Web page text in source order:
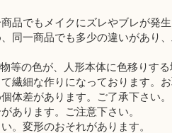
品でもメイクにズレやブレが発
同一商品でも多少の違いがあり
等の色が、人形本体に色移りする
繊細な作りになっております。お
体差があります。ご了承下さい。
あります。ご注意下さい。
。変形のおそれがあります。